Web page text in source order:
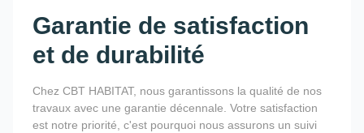
Garantie de satisfaction
et de durabilité
Chez CBT HABITAT, nous garantissons la qualité de nos
travaux avec une garantie décennale. Votre satisfaction
est notre priorité, c'est pourquoi nous assurons un suivi